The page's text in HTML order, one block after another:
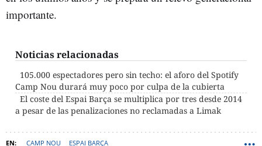
importante.
Noticias relacionadas
105.000 espectadores pero sin techo: el aforo del Spotify
Camp Nou durará muy poco por culpa de la cubierta
El coste del Espai Barça se multiplica por tres desde 2014
a pesar de las penalizaciones no reclamadas a Limak
CAMP NOU ESPAI BARÇA